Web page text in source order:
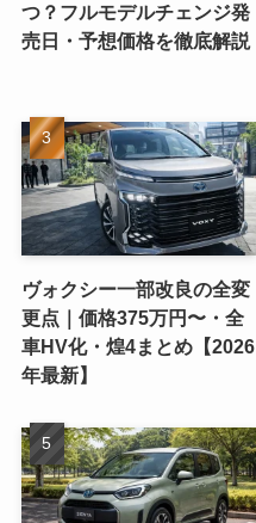
つ？フルモデルチェンジ発
売日・予想価格を徹底解説
ヴォクシー一部改良の全変
更点｜価格375万円〜・全
車HV化・煌4まとめ【2026
年最新】